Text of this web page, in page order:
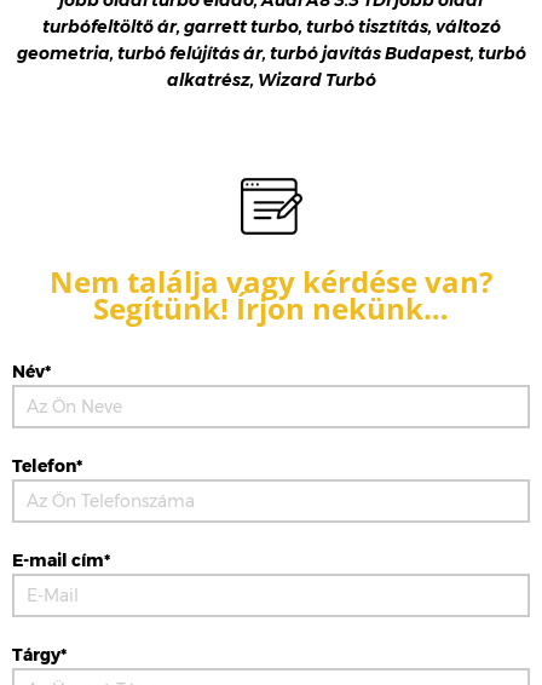
turbófeltöltő ár, garrett turbo, turbó tisztítás, változó
geometria, turbó felújítás ár, turbó javítás Budapest, turbó
alkatrész, Wizard Turbó
Nem találja vagy kérdése van?
Segítünk! Írjon nekünk…
Név*
Telefon*
E-mail cím*
Tárgy*